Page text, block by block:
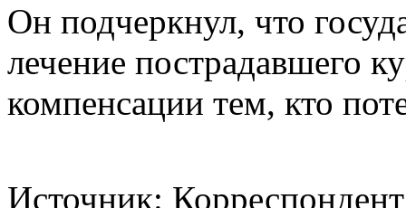
Он подчеркнул, что
лечение пострадавшего
компенсации тем, кто
Источник: Корреспондент